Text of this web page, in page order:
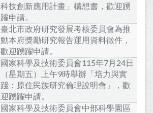
科技創新應用計畫」構想書，歡迎踴
躍申請。
臺北市政府研究發展考核委員會為推
動本府獎勵研究報告運用資料徵件，
歡迎踴躍申請。
國家科學及技術委員會115年7月24日
（星期五）上午9時舉辦「培力與實
踐：原住民族研究倫理說明會」，歡
迎踴躍申請。
國家科學及技術委員會中部科學園區